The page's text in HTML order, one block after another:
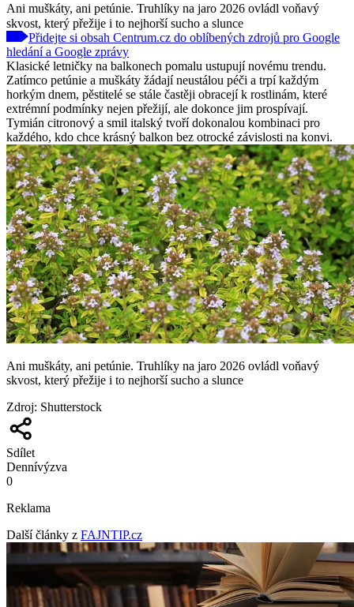
Ani muškáty, ani petúnie. Truhlíky na jaro 2026 ovládl voňavý
skvost, který přežije i to nejhorší sucho a slunce
Přidejte si obsah Centrum.cz do oblíbených zdrojů pro Google
hledání a Google zprávy
Klasické letničky na balkonech pomalu ustupují novému trendu.
Zatímco petúnie a muškáty žádají neustálou péči a trpí každým
horkým dnem, pěstitelé se stále častěji obracejí k rostlinám, které
extrémní podmínky nejen přežijí, ale dokonce jim prospívají.
Tymián citronový a smil italský tvoří dokonalou kombinaci pro
každého, kdo chce krásný balkon bez otrocké závislosti na konvi.
Ani muškáty, ani petúnie. Truhlíky na jaro 2026 ovládl voňavý
skvost, který přežije i to nejhorší sucho a slunce
Zdroj: Shutterstock
Sdílet
Dennívýzva
0
Reklama
Další články z FAJNTIP.cz